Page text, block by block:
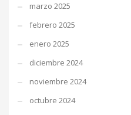
marzo 2025
febrero 2025
enero 2025
diciembre 2024
noviembre 2024
octubre 2024